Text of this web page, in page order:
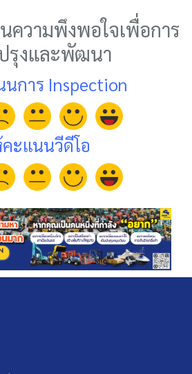
ความพึงพอใจเพื่อการ
รุงและพัฒนา
การ Inspection
ะแนนวีดีโอ